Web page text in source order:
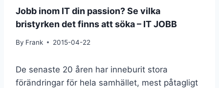
Jobb inom IT din passion? Se vilka
bristyrken det finns att söka – IT JOBB
By Frank 2015-04-22
De senaste 20 åren har inneburit stora
förändringar för hela samhället, mest påtagligt